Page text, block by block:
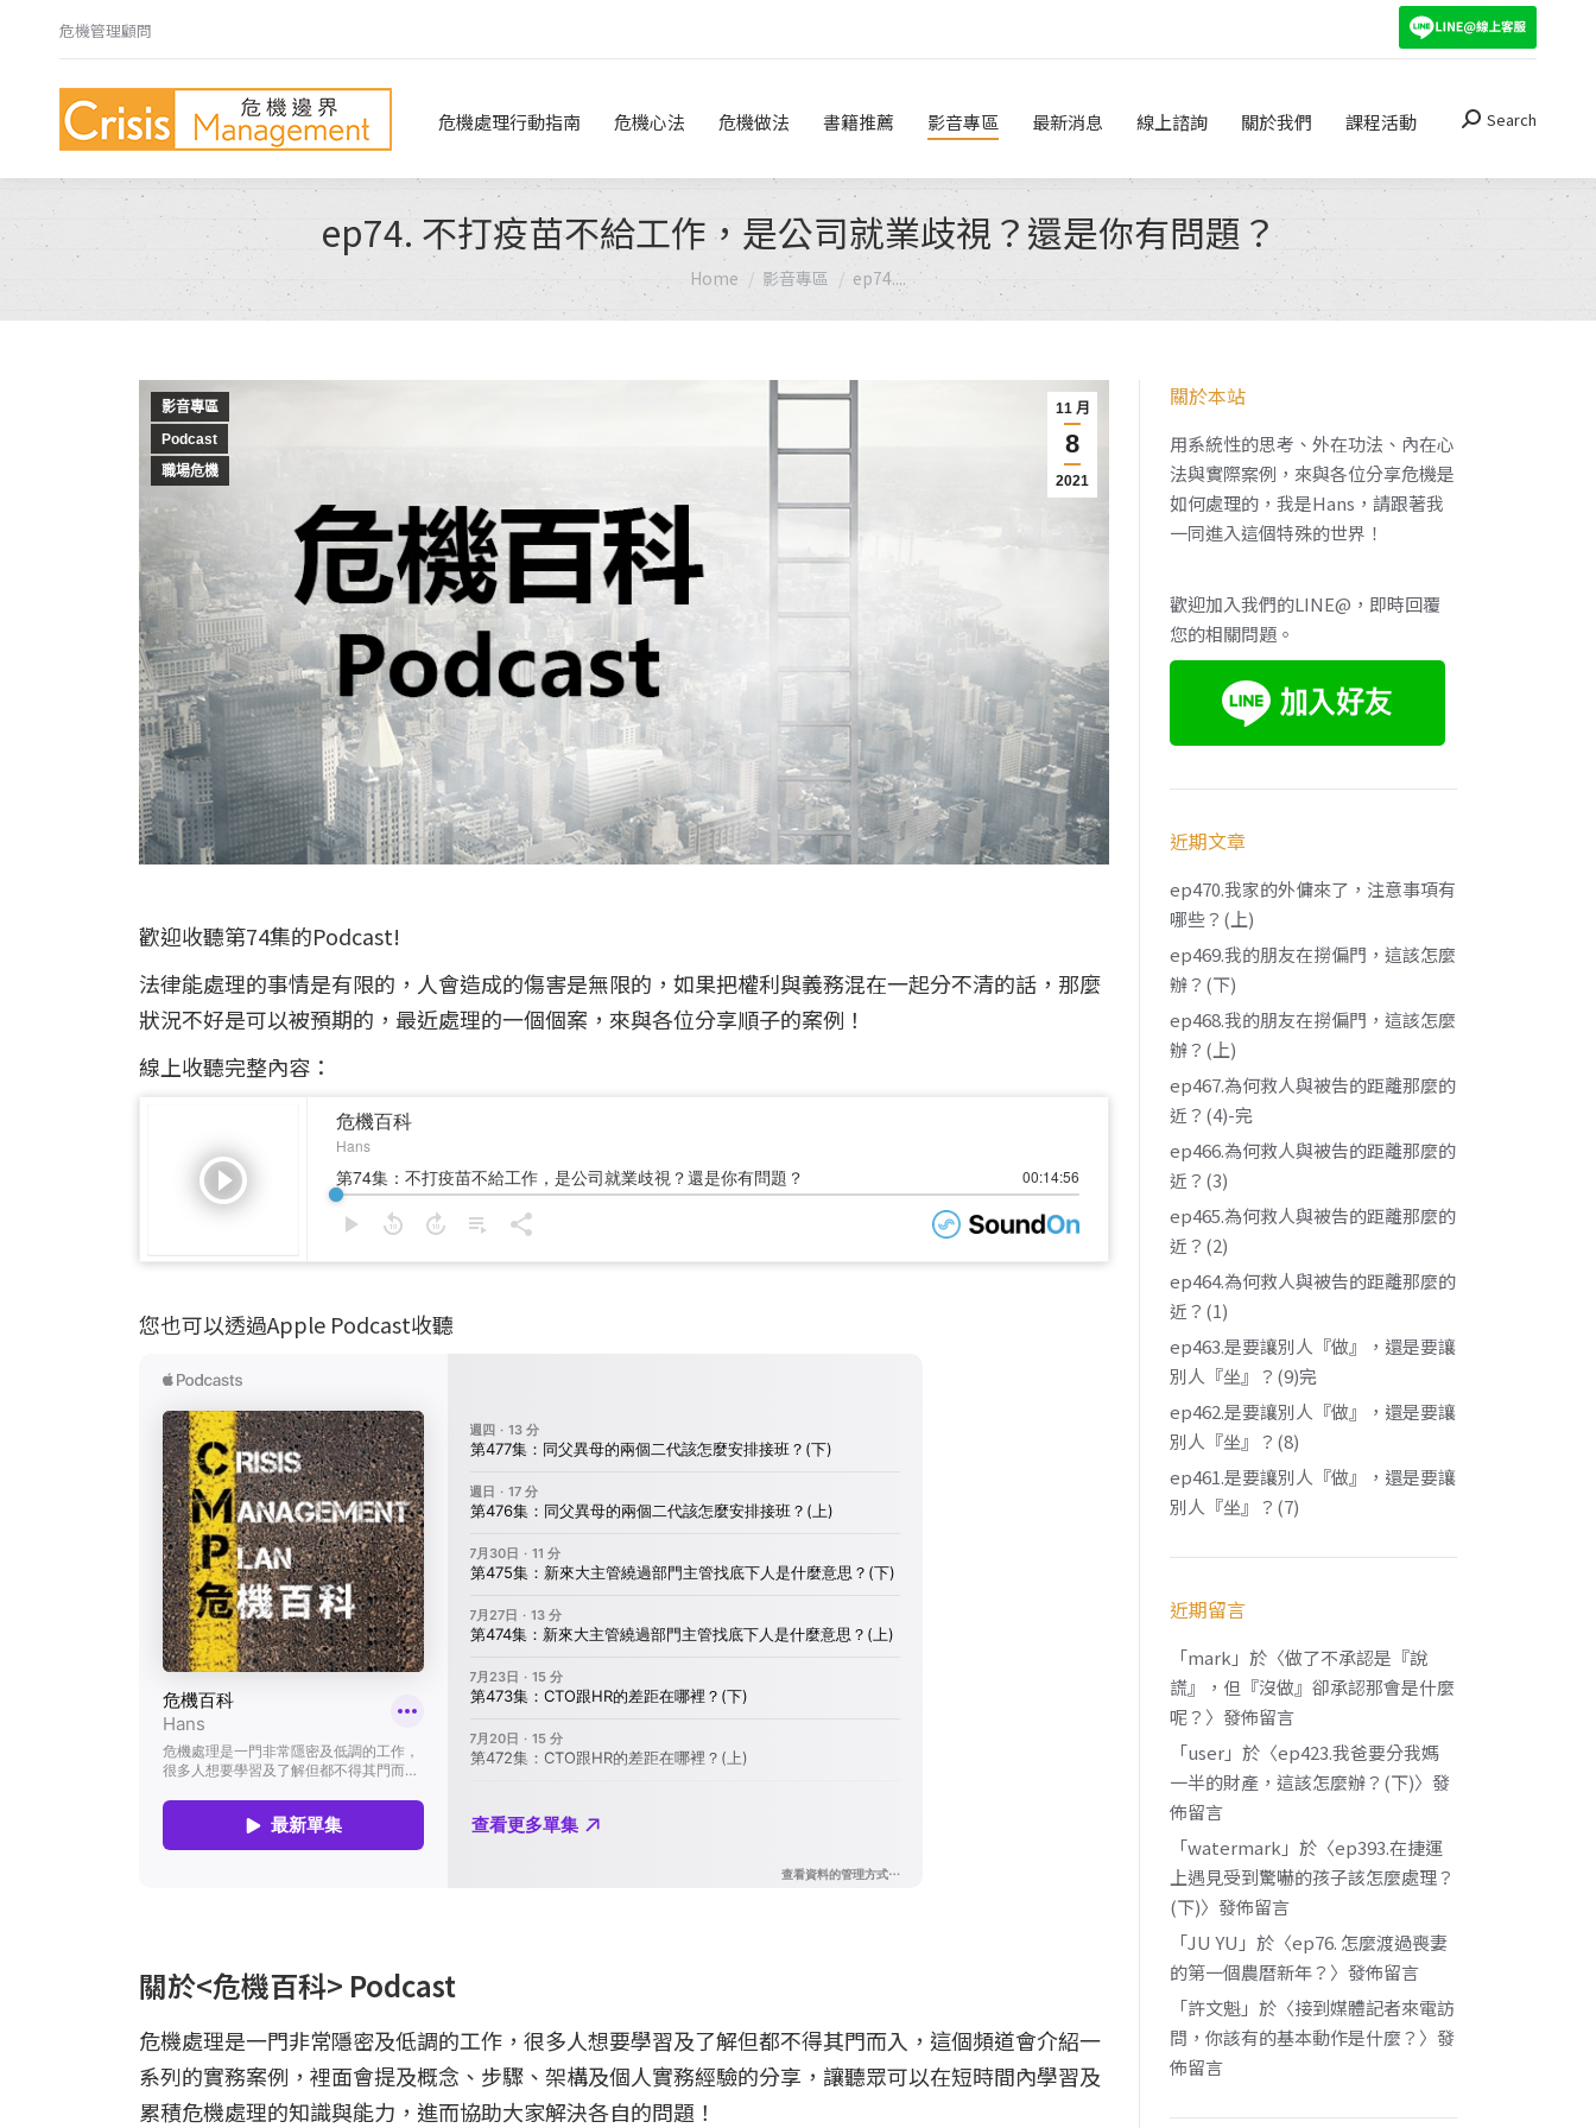
危機管理顧問
危機處理行動指南 危機心法 危機做法 書籍推薦 影音專區 最新消息 線上諮詢 關於我們 課程活動 Search:
Search
ep74. 不打疫苗不給工作，是公司就業歧視？還是你有問題？
You are here:
Home 影音專區 ep74....
11 月
8
2021
影音專區
Podcast
職場危機
歡迎收聽第74集的Podcast!
法律能處理的事情是有限的，人會造成的傷害是無限的，如果把權利與義務混在一起分不清的話，那麼
狀況不好是可以被預期的，最近處理的一個個案，來與各位分享順子的案例！
線上收聽完整內容：
您也可以透過Apple Podcast收聽
關於<危機百科> Podcast
危機處理是一門非常隱密及低調的工作，很多人想要學習及了解但都不得其門而入，這個頻道會介紹一
系列的實務案例，裡面會提及概念、步驟、架構及個人實務經驗的分享，讓聽眾可以在短時間內學習及
累積危機處理的知識與能力，進而協助大家解決各自的問題！
關於本站
用系統性的思考、外在功法、內在心
法與實際案例，來與各位分享危機是
如何處理的，我是Hans，請跟著我
一同進入這個特殊的世界！
歡迎加入我們的LINE@，即時回覆
您的相關問題。
近期文章
ep470.我家的外傭來了，注意事項有
哪些？(上)
ep469.我的朋友在撈偏門，這該怎麼
辦？(下)
ep468.我的朋友在撈偏門，這該怎麼
辦？(上)
ep467.為何救人與被告的距離那麼的
近？(4)-完
ep466.為何救人與被告的距離那麼的
近？(3)
ep465.為何救人與被告的距離那麼的
近？(2)
ep464.為何救人與被告的距離那麼的
近？(1)
ep463.是要讓別人『做』，還是要讓
別人『坐』？(9)完
ep462.是要讓別人『做』，還是要讓
別人『坐』？(8)
ep461.是要讓別人『做』，還是要讓
別人『坐』？(7)
近期留言
「mark 」於〈做了不承認是『說
謊』，但『沒做』卻承認那會是什麼
呢？ 〉發佈留言
「user」於〈ep423.我爸要分我媽
一半的財產，這該怎麼辦？(下)〉發
佈留言
「watermark 」於〈ep393.在捷運
上遇見受到驚嚇的孩子該怎麼處理？
(下)〉發佈留言
「JU YU 」於〈ep76. 怎麼渡過喪妻
的第一個農曆新年？ 〉發佈留言
「許文魁」於〈接到媒體記者來電訪
問，你該有的基本動作是什麼？ 〉發
佈留言